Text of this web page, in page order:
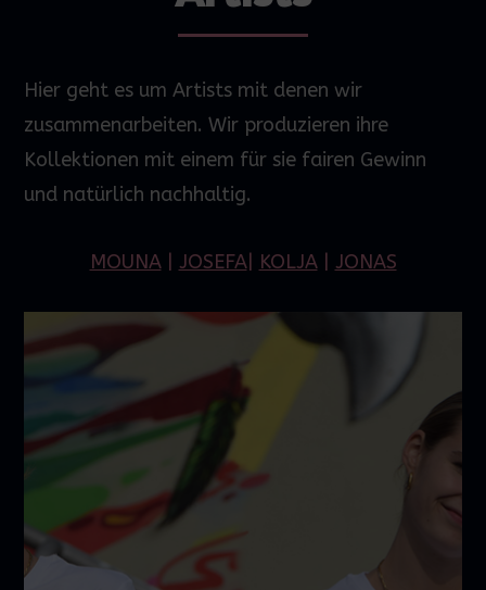
Hier geht es um Artists mit denen wir
zusammenarbeiten. Wir produzieren ihre
Kollektionen mit einem für sie fairen Gewinn
und natürlich nachhaltig.
MOUNA| JOSEFA| KOLJA| JONAS